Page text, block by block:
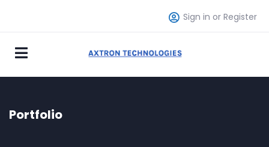
Sign in or Register
Portfolio